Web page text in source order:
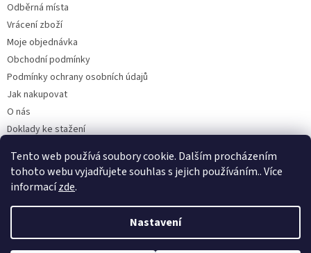
Tento web používá soubory cookie. Dalším procházením
tohoto webu vyjadřujete souhlas s jejich používáním.. Více
informacízde.
Nastavení
Odběrná místa
Vrácení zboží
Moje objednávka
Obchodní podmínky
Podmínky ochrany osobních údajů
Jak nakupovat
O nás
Doklady ke stažení
Velkoobchod
Vytvořil Shoptet